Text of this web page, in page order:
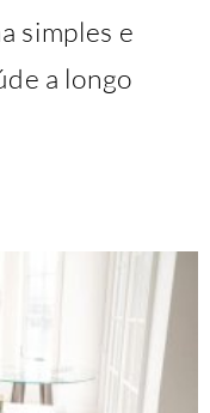
simples e
a longo